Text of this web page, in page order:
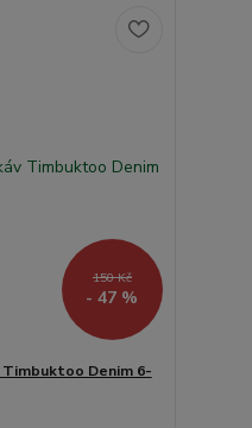
150 Kč
- 47 %
Denim 6-